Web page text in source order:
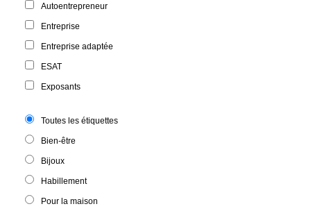
Autoentrepreneur
Entreprise
Entreprise adaptée
ESAT
Exposants
Toutes les étiquettes
Bien-être
Bijoux
Habillement
Pour la maison